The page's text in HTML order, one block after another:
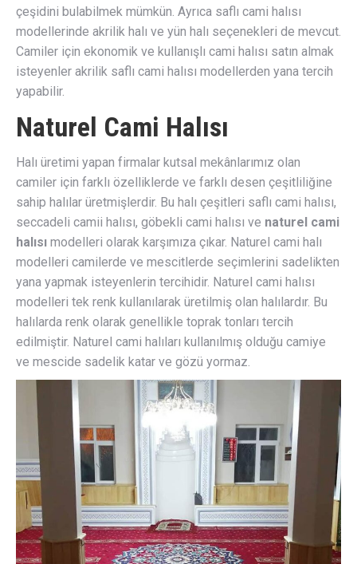
çeşidini bulabilmek mümkün. Ayrıca saflı cami halısı
modellerinde akrilik halı ve yün halı seçenekleri de mevcut.
Camiler için ekonomik ve kullanışlı cami halısı satın almak
isteyenler akrilik saflı cami halısı modellerden yana tercih
yapabilir.
Naturel Cami Halısı
Halı üretimi yapan firmalar kutsal mekânlarımız olan
camiler için farklı özelliklerde ve farklı desen çeşitliliğine
sahip halılar üretmişlerdir. Bu halı çeşitleri saflı cami halısı,
seccadeli camii halısı, göbekli cami halısı ve naturel cami
halısı modelleri olarak karşımıza çıkar. Naturel cami halı
modelleri camilerde ve mescitlerde seçimlerini sadelikten
yana yapmak isteyenlerin tercihidir. Naturel cami halısı
modelleri tek renk kullanılarak üretilmiş olan halılardır. Bu
halılarda renk olarak genellikle toprak tonları tercih
edilmiştir. Naturel cami halıları kullanılmış olduğu camiye
ve mescide sadelik katar ve gözü yormaz.